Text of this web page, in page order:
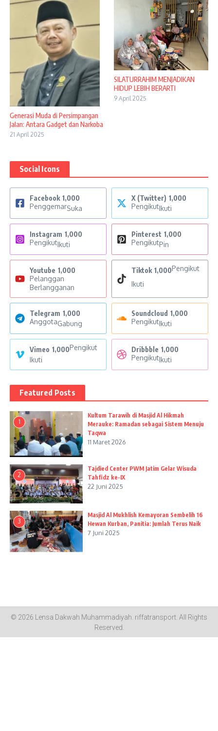
Generasi Muda di Persimpangan
Jalan: Antara Gadget dan Narkoba
21 April 2025
SILATURRAHIM MENJADIKAN
HIDUP LEBIH BERARTI
9 April 2025
Social Icons
Facebook 1,000
PenggemarSuka
X (Twitter) 1,000
PengikutIkuti
Instagram 1,000
PengikutIkuti
Pinterest 1,000
PengikutPin
Youtube 1,000
Pelanggan
Berlangganan
Tiktok 1,000Pengikut
Ikuti
Telegram 1,000
AnggotaGabung
Soundcloud 1,000
PengikutIkuti
Vimeo 1,000Pengikut
Ikuti
Dribbble 1,000
PengikutIkuti
Featured Posts
1
Kultum Tarawih di Masjid Al Hikmah
Merauke: Ramadan sebagai Sistem Menuju
Taqwa
11 Maret 2026
2
Tajdied Center PWM Jatim Gelar Wisuda
Tahfidz ke-IX
22 Juni 2025
3
Masjid Al Mukhlish Kemayoran Sembelih 16
Hewan Kurban, Panitia: Jumlah Terus Naik
7 Juni 2025
© 2026 Lensa Dakwah Muhammadiyah. riffatransport. All Rights
Reserved.